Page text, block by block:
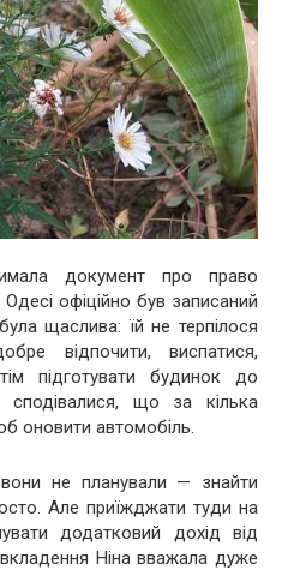
документ про право
офіційно був записаний
щаслива: їй не терпілося
відпочити, виспатися,
підготувати будинок до
що за кілька
оновити автомобіль.
не планували — знайти
Але приїжджати туди на
додатковий дохід від
Ніна вважала дуже